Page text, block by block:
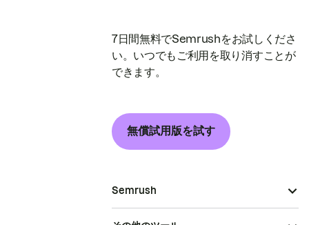
7日間無料でSemrushをお試しくださ
い。いつでもご利用を取り消すことが
できます。
無償試用版を試す
Semrush